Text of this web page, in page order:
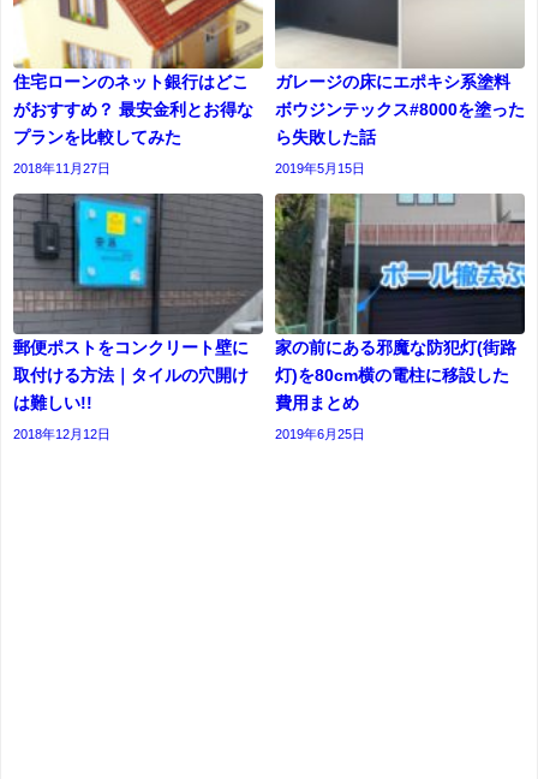
住宅ローンのネット銀行はどこ
がおすすめ？ 最安金利とお得な
プランを比較してみた
2018年11月27日
ガレージの床にエポキシ系塗料
ボウジンテックス#8000を塗った
ら失敗した話
2019年5月15日
郵便ポストをコンクリート壁に
取付ける方法｜タイルの穴開け
は難しい!!
2018年12月12日
家の前にある邪魔な防犯灯(街路
灯)を80cm横の電柱に移設した
費用まとめ
2019年6月25日